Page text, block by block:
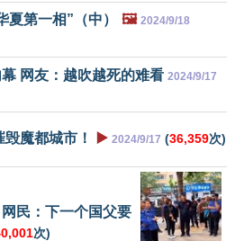
第一相”（中） 🖼️ 2024/9/18
网友：越吹越死的难看 2024/9/17
魔都城市！ ▶️ 2024/9/17 (36,359次)
民：下一个国父要
次)